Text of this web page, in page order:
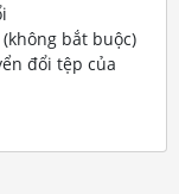
bắt buộc)
đổi tệp của